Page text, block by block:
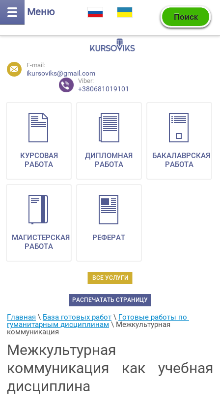
Меню
E-mail:
ikursoviks@gmail.com
Viber:
+380681019101
ВСЕ УСЛУГИ
КУРСОВАЯ
РАБОТА
ДИПЛОМНАЯ
РАБОТА
БАКАЛАВРСКАЯ
РАБОТА
МАГИСТЕРСКАЯ
РАБОТА
РЕФЕРАТ
РАСПЕЧАТАТЬ СТРАНИЦУ
Главная \ База готовых работ \ Готовые работы по
гуманитарным дисциплинам \ Межкультурная
коммуникация
Межкультурная
коммуникация как учебная
дисциплина